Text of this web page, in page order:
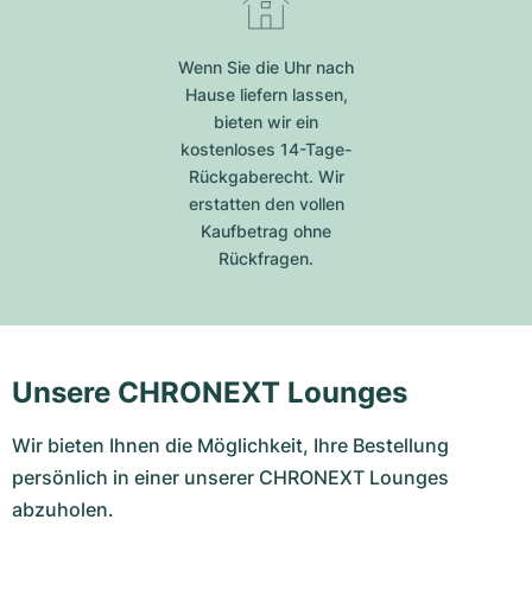
Wenn Sie die Uhr nach
Hause liefern lassen,
bieten wir ein
kostenloses 14-Tage-
Rückgaberecht. Wir
erstatten den vollen
Kaufbetrag ohne
Rückfragen.
Unsere CHRONEXT Lounges
Wir bieten Ihnen die Möglichkeit, Ihre Bestellung
persönlich in einer unserer CHRONEXT Lounges
abzuholen.